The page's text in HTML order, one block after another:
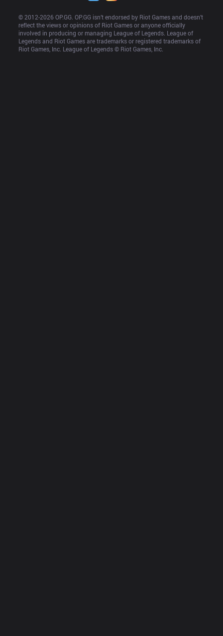
© 2012-2026 OP.GG. OP.GG isn’t endorsed by Riot Games and doesn’t
reflect the views or opinions of Riot Games or anyone officially
involved in producing or managing League of Legends. League of
Legends and Riot Games are trademarks or registered trademarks of
Riot Games, Inc. League of Legends © Riot Games, Inc.